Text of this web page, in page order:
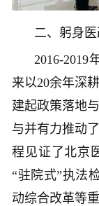
二、躬身
2016-
来以20余年深
建起政策落地
与并有力推动
程见证了北京
“驻院式”执法
动综合改革等